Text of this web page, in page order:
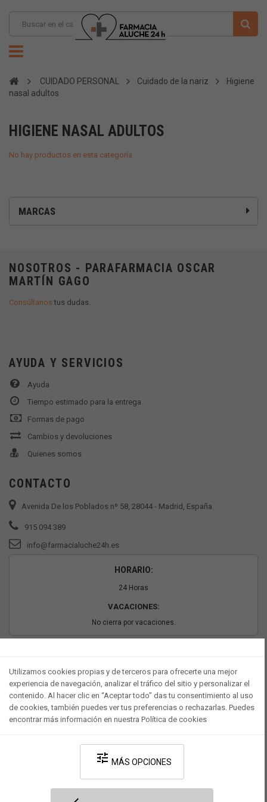
CUIDADO PERSONAL Cuidado de la nariz
Higiene
nasal adultos
MARCAS
HIGIENE NASAL ADULTOS
No hay productos en esta categoría
NOSOTROS - PARAFARMACIA OSCAR
MARTÍN GAGO
Consúltanostus dudas.
AYUDA Y SERVICIOS
Ayuda
Tiempo estimado para la entrega
Formas de pago
Cambios y devoluciones
Quienes somos
CONTACTO
Avenida De los Poblados nº 58, 28044 - Madrid, España
915 094 389
info@farmacialuche24h.es
HORARIO:
24 Horas
VACACIONES:
No cierra por vacaciones.
Desarrollado por V·Farma-Política de privacidad-Política de cookies
Utilizamos cookies propias y de terceros para ofrecerte una mejor
experiencia de navegación, analizar el tráfico del sitio y personalizar el
contenido. Al hacer clic en “Aceptar todo” das tu consentimiento al uso
de cookies, también puedes ver tus preferencias o rechazarlas. Puedes
encontrar más información en nuestra Política de cookies
tune MÁS OPCIONES